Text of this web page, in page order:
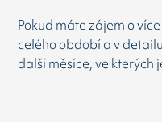
Pokud máte zájem o
celého období a v
další měsíce, ve kterých